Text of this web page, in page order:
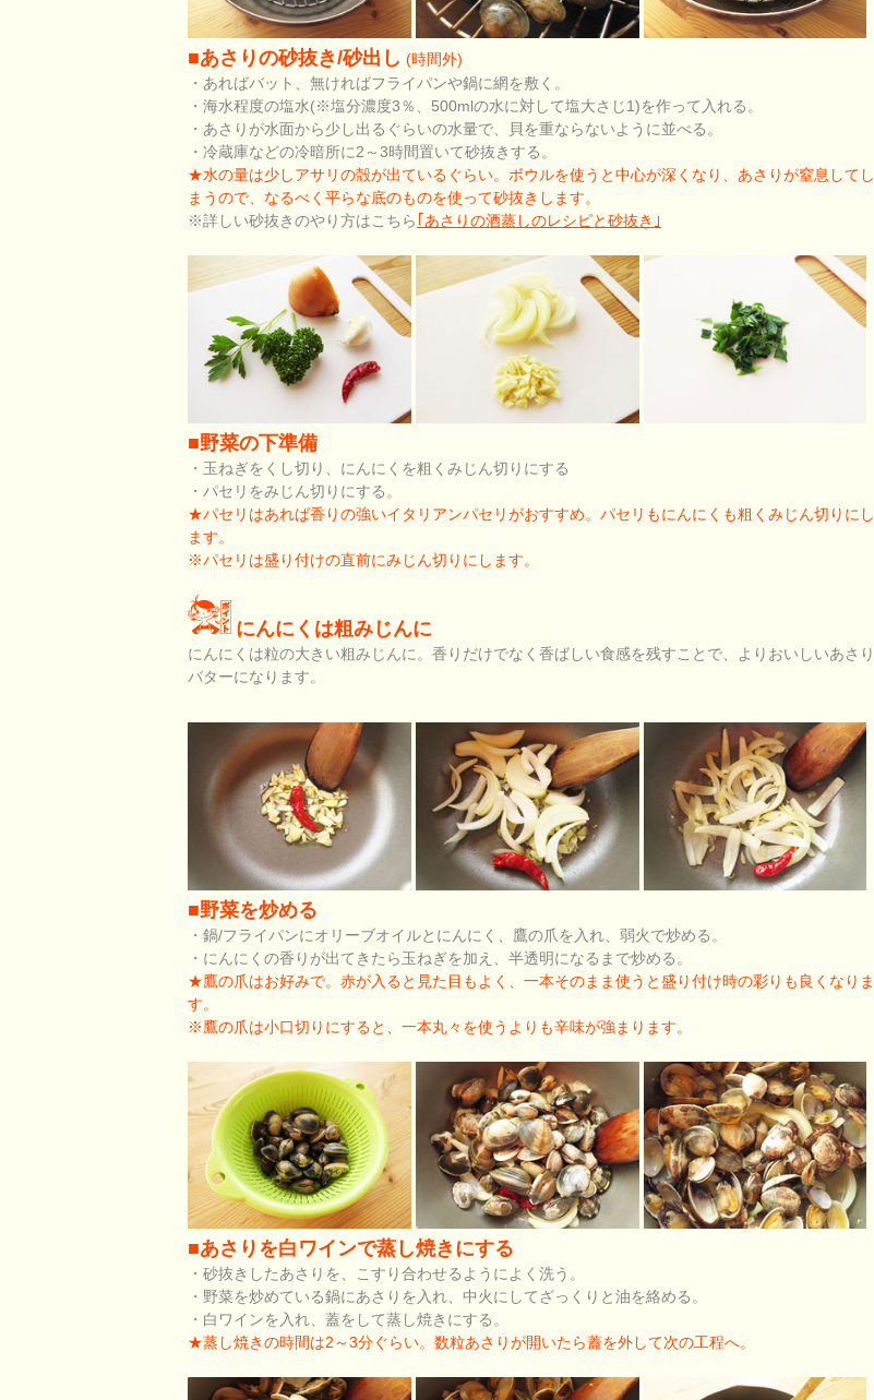
■あさりの砂抜き/砂出し (時間外)
・あればバット、無ければフライパンや鍋に網を敷く。
・海水程度の塩水(※塩分濃度3％、500mlの水に対して塩大さじ1)を作って入れる。
・あさりが水面から少し出るぐらいの水量で、貝を重ならないように並べる。
・冷蔵庫などの冷暗所に2～3時間置いて砂抜きする。
★水の量は少しアサリの殻が出ているぐらい。ボウルを使うと中心が深くなり、あさりが窒息してし
まうので、なるべく平らな底のものを使って砂抜きします。
※詳しい砂抜きのやり方はこちら ｢あさりの酒蒸しのレシピと砂抜き｣
■野菜の下準備
・玉ねぎをくし切り、にんにくを粗くみじん切りにする
・パセリをみじん切りにする。
★パセリはあれば香りの強いイタリアンパセリがおすすめ。パセリもにんにくも粗くみじん切りにし
ます。
※パセリは盛り付けの直前にみじん切りにします。
にんにくは粗みじんに
にんにくは粒の大きい粗みじんに。香りだけでなく香ばしい食感を残すことで、よりおいしいあさり
バターになります。
■野菜を炒める
・鍋/フライパンにオリーブオイルとにんにく、鷹の爪を入れ、弱火で炒める。
・にんにくの香りが出てきたら玉ねぎを加え、半透明になるまで炒める。
★鷹の爪はお好みで。赤が入ると見た目もよく、一本そのまま使うと盛り付け時の彩りも良くなりま
す。
※鷹の爪は小口切りにすると、一本丸々を使うよりも辛味が強まります。
■あさりを白ワインで蒸し焼きにする
・砂抜きしたあさりを、こすり合わせるようによく洗う。
・野菜を炒めている鍋にあさりを入れ、中火にしてざっくりと油を絡める。
・白ワインを入れ、蓋をして蒸し焼きにする。
★蒸し焼きの時間は2～3分ぐらい。数粒あさりが開いたら蓋を外して次の工程へ。